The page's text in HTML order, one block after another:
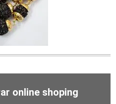
online shoping